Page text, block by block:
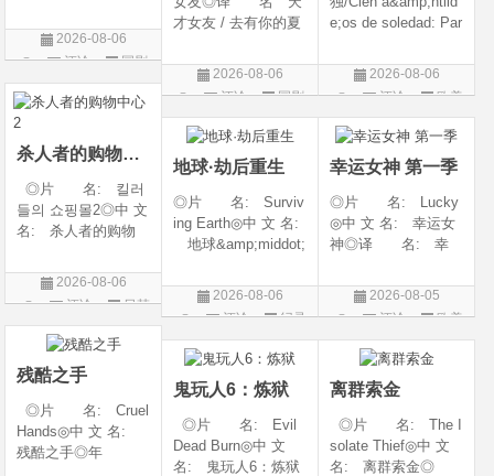
陆◎类 别 传记
/ 历史 / 古装◎语
上映日期 2026-07-
20(中国大陆)◎
2026-08-06
评论
国剧
才女友 / 去有你的夏
年 代 2026◎
产 地 中国大陆
爱情◎语 言 汉
语普通话◎上映日期
2026-08-06
评论
国剧
e;os de soledad: Par
ears of Solitude/One
Hundred Years of So
寂/百年孤寂：第一
部(台)/百年孤
2026-08-06
评论
欧美
剧
杀人者的购物中心2
◎片 名: 킬러
들의 쇼핑몰2◎中 文
名: 杀人者的购物
A Shop for Killers S
2 / A Shop for Killers
代: 2026◎产
地: 韩国
2026-08-06
评论
日韩
剧
地球·劫后重生
◎片 名: Surviv
ing Earth◎中 文 名:
地球&amp;middot;
名: 幸存地球◎
年 代: 2026◎
类 别: 纪录片
◎语 言: 英语
◎上映
2026-08-06
评论
纪录
片
幸运女神 第一季
◎片 名: Lucky
◎中 文 名: 幸运女
神◎译 名: 幸
6◎产 地: 美国
◎类 别: 剧情 /
英语◎上映日期: 2
026-07-15(美国)
2026-08-05
评论
欧美
剧
残酷之手
◎片 名: Cruel
Hands◎中 文 名:
残酷之手◎年
鬼玩人6：炼狱
◎片 名: Evil
Dead Burn◎中 文
名: 鬼玩人6：炼狱
离群索金
◎片 名: The I
solate Thief◎中 文
名: 离群索金◎